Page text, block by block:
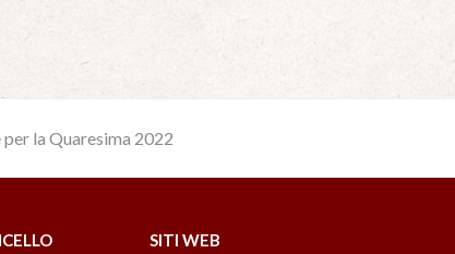
la Quaresima 2022
SITI WEB